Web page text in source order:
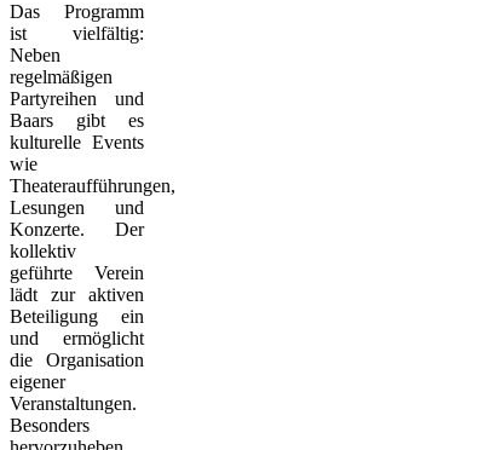
Das Programm
ist vielfältig:
Neben
regelmäßigen
Partyreihen und
Baars gibt es
kulturelle Events
wie
Theateraufführungen,
Lesungen und
Konzerte. Der
kollektiv
geführte Verein
lädt zur aktiven
Beteiligung ein
und ermöglicht
die Organisation
eigener
Veranstaltungen.
Besonders